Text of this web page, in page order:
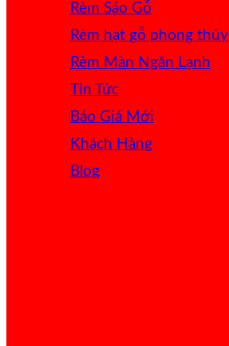
Rèm Sáo Gỗ
Rèm hạt gỗ phong thủy
Rèm Màn Ngăn Lạnh
Tin Tức
Báo Giá
Khách Hàng
Blog